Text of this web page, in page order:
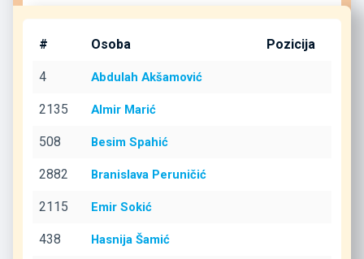
# Osoba Pozicija
4 Abdulah Akšamović
2135 Almir Marić
508 Besim Spahić
2882 Branislava Peruničić
2115 Emir Sokić
438 Hasnija Šamić